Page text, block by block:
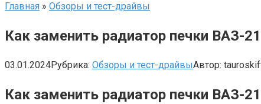
Главная » Обзоры и тест-драйвы
Как заменить радиатор печки ВАЗ-
03.01.2024Рубрика: Обзоры и тест-драйвыАвтор:
Как заменить радиатор печки ВАЗ-